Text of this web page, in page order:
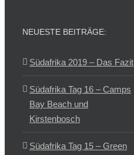
NEUESTE BEITRÄGE:
Südafrika 2019 – Das Fazit
Südafrika Tag 16 – Camps
Bay Beach und
Kirstenbosch
Südafrika Tag 15 – Green